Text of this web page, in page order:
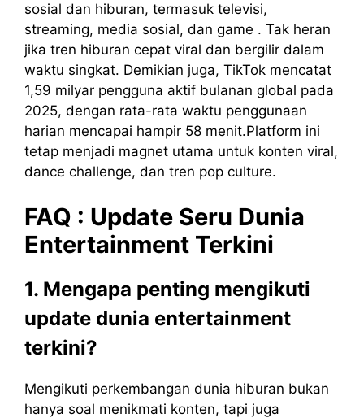
sosial dan hiburan, termasuk televisi,
streaming, media sosial, dan game . Tak heran
jika tren hiburan cepat viral dan bergilir dalam
waktu singkat. Demikian juga, TikTok mencatat
1,59 milyar pengguna aktif bulanan global pada
2025, dengan rata-rata waktu penggunaan
harian mencapai hampir 58 menit.Platform ini
tetap menjadi magnet utama untuk konten viral,
dance challenge, dan tren pop culture.
FAQ : Update Seru Dunia
Entertainment Terkini
1. Mengapa penting mengikuti
update dunia entertainment
terkini?
Mengikuti perkembangan dunia hiburan bukan
hanya soal menikmati konten, tapi juga